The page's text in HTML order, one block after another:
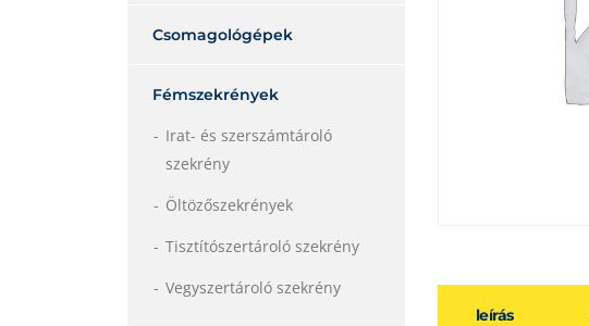
leírás
Csomagológépek
Fémszekrények
Irat- és szerszámtároló
szekrény
Öltözőszekrények
Tisztítószertároló szekrény
Vegyszertároló szekrény